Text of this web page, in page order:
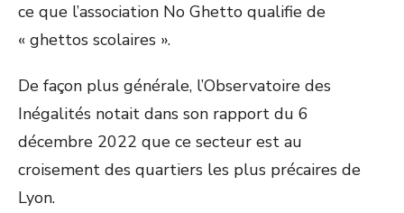
ce que l’association No Ghetto qualifie de
« ghettos scolaires ».
De façon plus générale, l’Observatoire des
Inégalités notait dans son rapport du 6
décembre 2022 que ce secteur est au
croisement des quartiers les plus précaires de
Lyon.